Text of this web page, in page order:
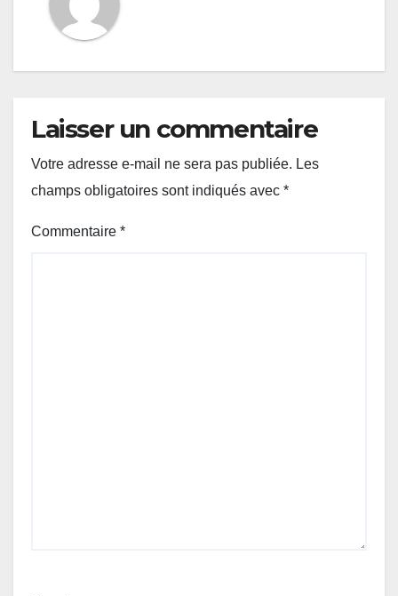
Laisser un commentaire
Votre adresse e-mail ne sera pas publiée. Les
champs obligatoires sont indiqués avec *
Commentaire *